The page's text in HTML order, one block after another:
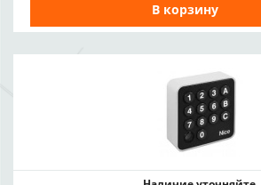
В корзину